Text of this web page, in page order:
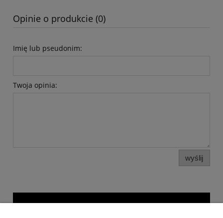
Opinie o produkcie (0)
Imię lub pseudonim:
Twoja opinia:
wyślij